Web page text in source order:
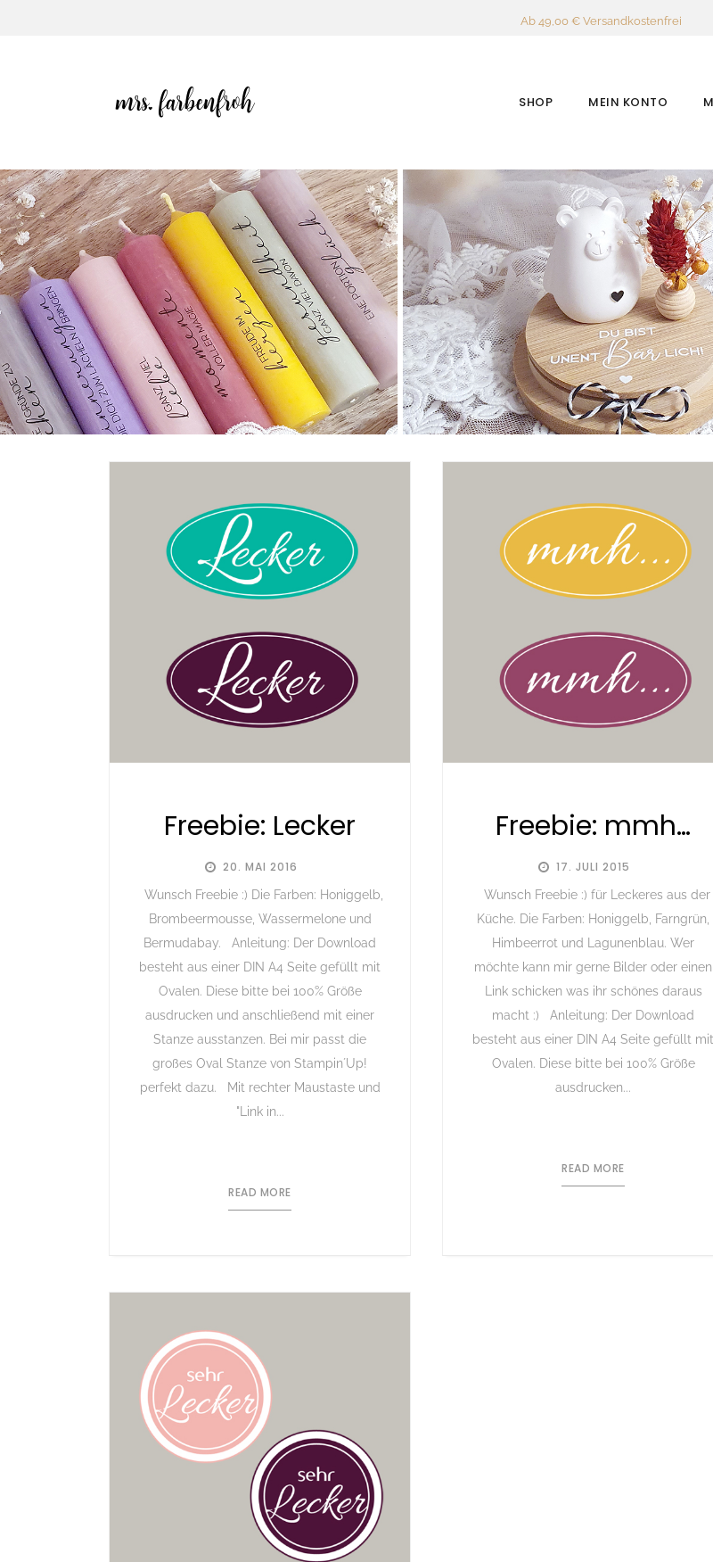
Ab 49,00 € Versandkostenfrei
SHOP MEIN KONTO
20. MAI 2016
Freebie: Lecker
Wunsch Freebie :) Die Farben: Honiggelb,
Brombeermousse, Wassermelone und
Bermudabay. Anleitung: Der Download
besteht aus einer DIN A4 Seite gefüllt mit
Ovalen. Diese bitte bei 100% Größe
ausdrucken und anschließend mit einer
Stanze ausstanzen. Bei mir passt die
großes Oval Stanze von Stampin´Up!
perfekt dazu. Mit rechter Maustaste und
"Link in...
READ MORE
17. JULI 2015
Freebie: mmh…
Wunsch Freebie :) für Leckeres aus der
Küche. Die Farben: Honiggelb, Farngrün,
Himbeerrot und Lagunenblau. Wer
möchte kann mir gerne Bilder oder einen
Link schicken was ihr schönes daraus
macht :) Anleitung: Der Download
besteht aus einer DIN A4 Seite gefüllt mit
Ovalen. Diese bitte bei 100% Größe
ausdrucken...
READ MORE